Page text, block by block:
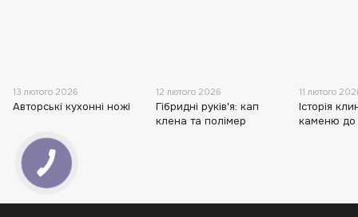
13 лютого 2026
Авторські кухонні ножі
12 лютого 2026
Гібридні руків'я: кап
клена та полімер
11 лютого
Історія
каменю